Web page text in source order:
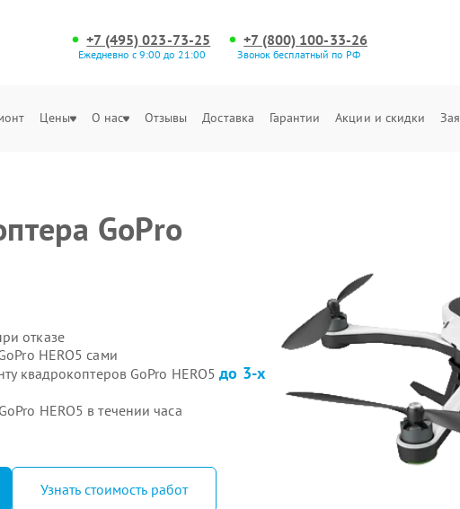
+7 (495) 023-73-25
Ежедневно с 9:00 до 21:00
+7 (800) 100-33-26
Звонок бесплатный по РФ
Цены О нас Отзывы Доставка Гарантии Акции и скидки
GoPro
отказе
HERO5 сами
квадрокоптеров GoPro HERO5до 3-х
HERO5 в течении часа
Узнать стоимость работ